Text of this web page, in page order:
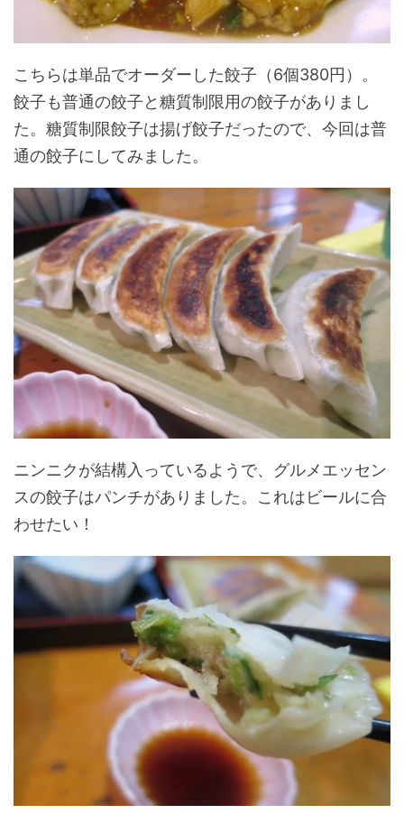
こちらは単品でオーダーした餃子（6個380円）。
餃子も普通の餃子と糖質制限用の餃子がありまし
た。糖質制限餃子は揚げ餃子だったので、今回は普
通の餃子にしてみました。
ニンニクが結構入っているようで、グルメエッセン
スの餃子はパンチがありました。これはビールに合
わせたい！